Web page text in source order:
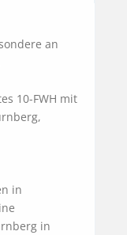
an
10-FWH mit
in
in